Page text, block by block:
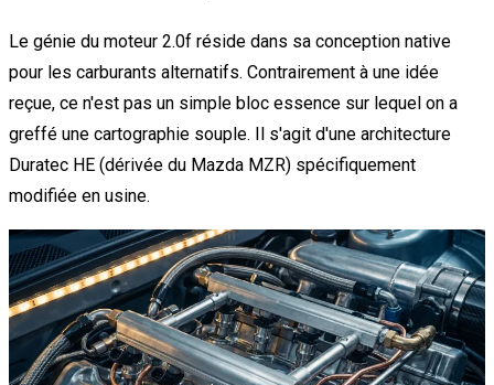
Le génie du moteur 2.0f réside dans sa conception native
pour les carburants alternatifs. Contrairement à une idée
reçue, ce n'est pas un simple bloc essence sur lequel on a
greffé une cartographie souple. Il s'agit d'une architecture
Duratec HE (dérivée du Mazda MZR) spécifiquement
modifiée en usine.